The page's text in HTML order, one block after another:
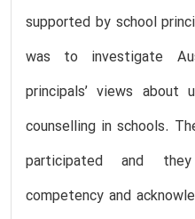
supported by school
was to investigate
principals’ views
counselling in schools.
participated and
competency and